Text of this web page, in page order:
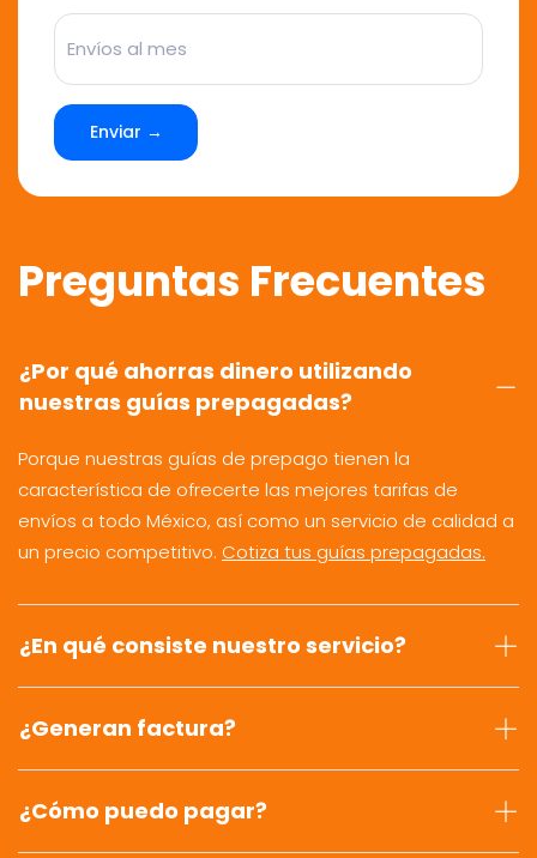
Enviar →
Preguntas Frecuentes
¿Por qué ahorras dinero utilizando
nuestras guías prepagadas?
Porque nuestras guías de prepago tienen la
característica de ofrecerte las mejores tarifas de
envíos a todo México, así como un servicio de calidad a
un precio competitivo. Cotiza tus guías prepagadas.
¿En qué consiste nuestro servicio?
¿Generan factura?
¿Cómo puedo pagar?